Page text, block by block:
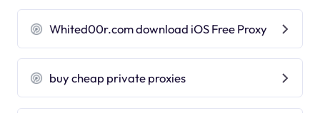
Whited00r.com download iOS Free Proxy
buy cheap private proxies